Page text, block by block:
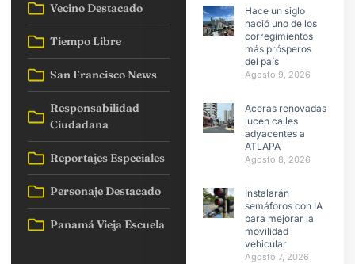
Vecino Destacado
Tiempo Libre
San Francisco News
Responsabilidad
Ciudadana
Reportajes Especiales
Personaje Destacado
Panamá Vieja Escuela
Hace un siglo
nació uno de los
corregimientos
más prósperos
del país
Agosto 9, 2026
Aceras renovadas
lucen calles
adyacentes a
ATLAPA
Agosto 8, 2026
Instalarán
semáforos con IA
para mejorar la
movilidad
vehicular
Agosto 7, 2026